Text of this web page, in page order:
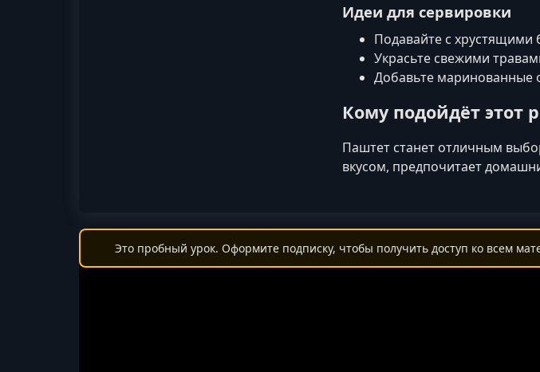
Идеи для сервировки
Подавайте с
Украсьте свежими
Добавьте маринованные
Кому подойдёт этот
Паштет станет отличным
вкусом, предпочитает
Это пробный урок. Оформите подписку, чтобы получить доступ ко всем